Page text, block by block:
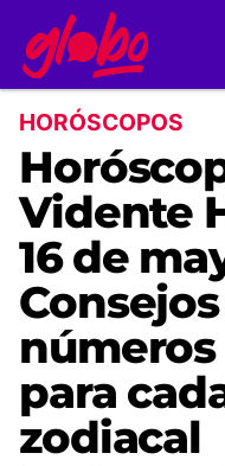
HORÓSCOPOS
Vidente
16 de
para
zodiacal